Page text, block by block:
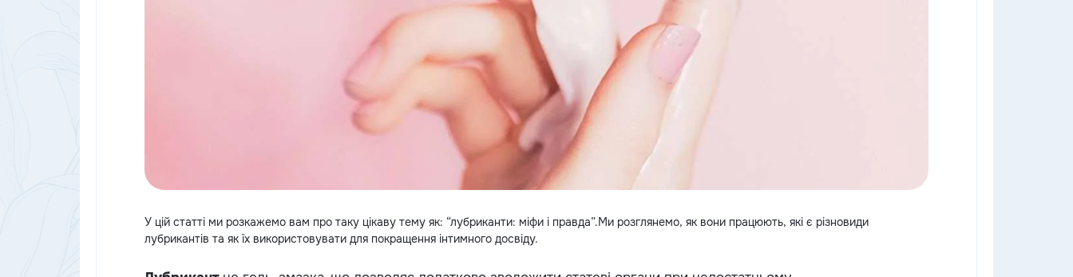
У цій статті ми розкажемо вам про таку цікаву тему як: “лубриканти: міфи і правда”.Ми розглянемо, як вони працюють, які є різновиди
лубрикантів та як їх використовувати для покращення інтимного досвіду.